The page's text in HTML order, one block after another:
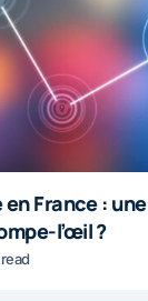
France : une
l’œil ?